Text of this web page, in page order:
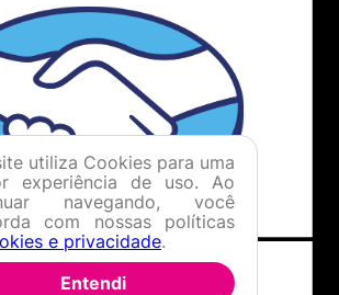
utiliza Cookies para uma
experiência de uso. Ao
navegando, você
com nossas políticas
e privacidade.
Entendi